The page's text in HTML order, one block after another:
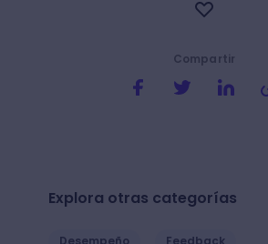
Compartir
Explora otras categorías